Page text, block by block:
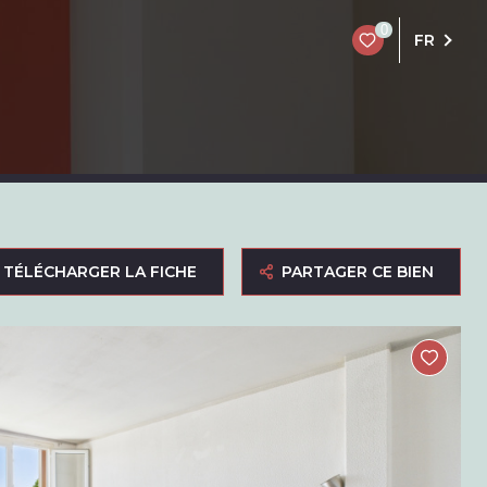
0
FR
TÉLÉCHARGER LA FICHE PARTAGER CE BIEN